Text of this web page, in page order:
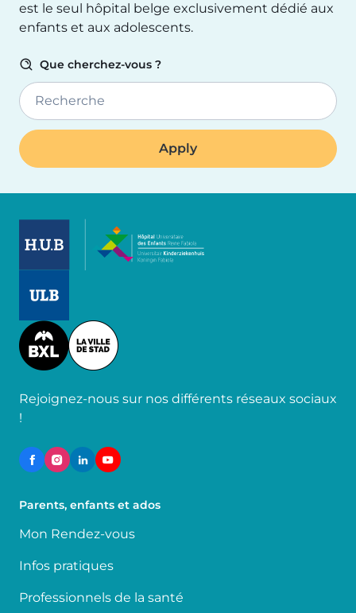
est le seul hôpital belge exclusivement dédié aux
enfants et aux adolescents.
Que cherchez-vous ?
Recherche
Image
Rejoignez-nous sur nos différents réseaux sociaux
!
Parents, enfants et ados
Mon Rendez-vous
Infos pratiques
Professionnels de la santé